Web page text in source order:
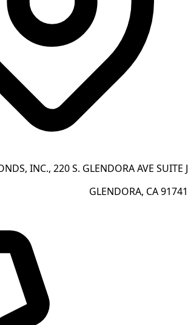
INC., 220 S. GLENDORA AVE SUITE J,
GLENDORA, CA 91741